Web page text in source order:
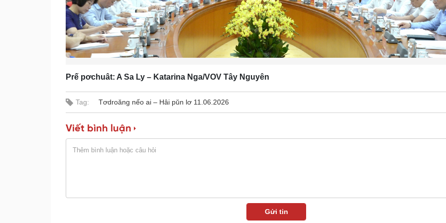
Prế pơchuât: A Sa Ly – Katarina Nga/VOV Tây Nguyên
Tag: Tơdroăng nếo ai – Hâi pŭn lơ 11.06.2026
Viết bình luận